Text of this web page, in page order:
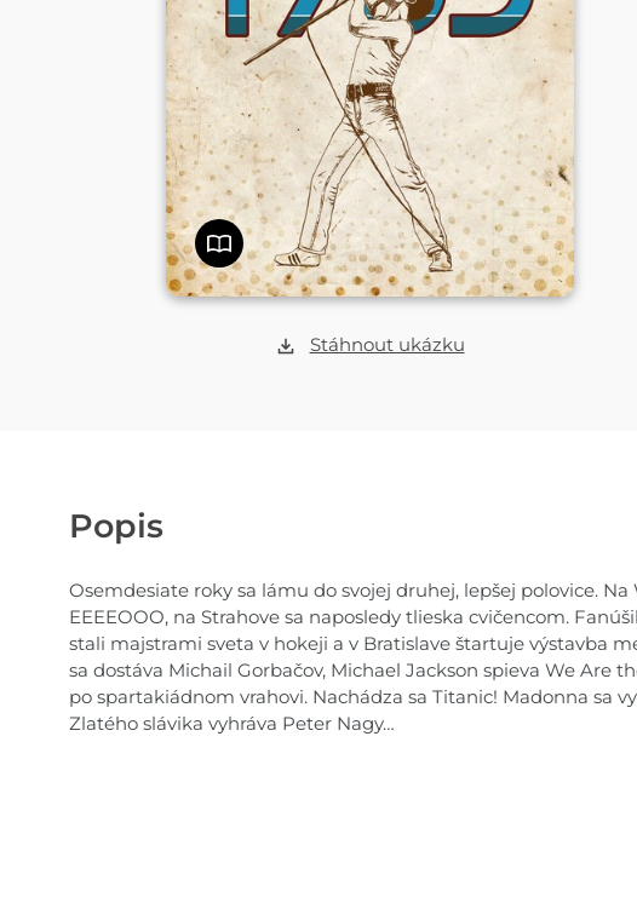
Stáhnout ukázku
Popis
Osemdesiate roky sa lámu do svojej druhej, lepšej polovice.
EEEEOOO, na Strahove sa naposledy tlieska cvičencom.
stali majstrami sveta v hokeji a v Bratislave štartuje výstavba
sa dostáva Michail Gorbačov, Michael Jackson spieva We Are
po spartakiádnom vrahovi. Nachádza sa Titanic! Madonna sa
Zlatého slávika vyhráva Peter Nagy…